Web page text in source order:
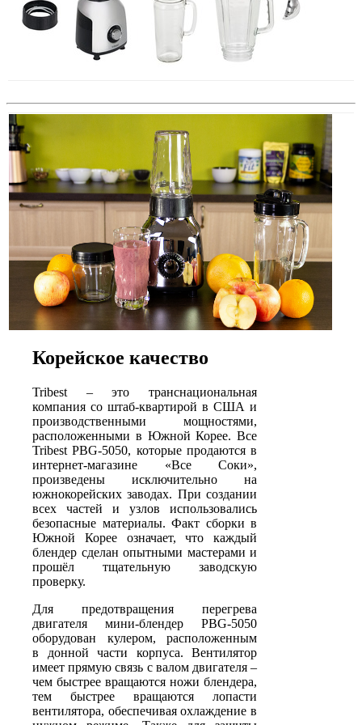
Корейское качество
Tribest – это транснациональная
компания со штаб-квартирой в США и
производственными мощностями,
расположенными в Южной Корее. Все
Tribest PBG-5050, которые продаются в
интернет-магазине «Все Соки»,
произведены исключительно на
южнокорейских заводах. При создании
всех частей и узлов использовались
безопасные материалы. Факт сборки в
Южной Корее означает, что каждый
блендер сделан опытными мастерами и
прошёл тщательную заводскую
проверку.
Для предотвращения перегрева
двигателя мини-блендер PBG-5050
оборудован кулером, расположенным
в донной части корпуса. Вентилятор
имеет прямую связь с валом двигателя –
чем быстрее вращаются ножи блендера,
тем быстрее вращаются лопасти
вентилятора, обеспечивая охлаждение в